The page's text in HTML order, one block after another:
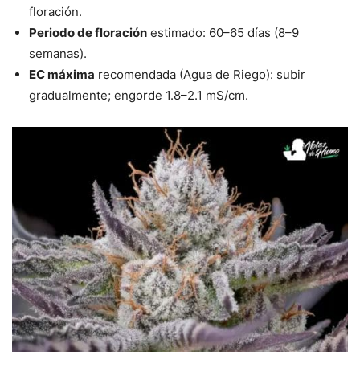
floración.
Periodo de floración estimado: 60–65 días (8–9
semanas).
EC máxima recomendada (Agua de Riego): subir
gradualmente; engorde 1.8–2.1 mS/cm.